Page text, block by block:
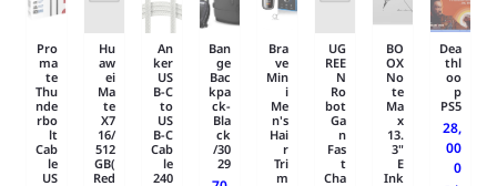
Dea
thl
oo
p
PS5
28,
00
0
BO
OX
No
te
Ma
x
13.
3"
E
Ink
UG
REE
N
Ro
bot
Ga
n
Fas
t
Cha
Bra
ve
Min
i
Me
n's
Hai
r
Tri
m
Ban
ge
Bac
kpa
ck-
Bla
ck
/30
29
An
ker
US
B-C
to
US
B-C
Cab
le
240
Hu
aw
ei
Ma
te
X7
16/
512
GB(
Red
Pro
ma
te
Thu
nde
rbo
lt
Cab
le
US